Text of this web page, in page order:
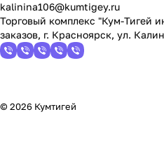
kalinina106@kumtigey.ru
Торговый комплекс "Кум-Тигей
заказов, г. Красноярск, ул.
© 2026 Кумтигей